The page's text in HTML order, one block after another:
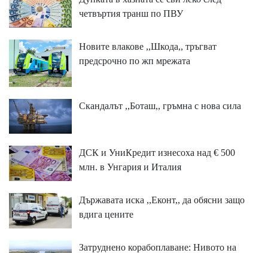
четвъртия транш по ПВУ
Новите влакове ,,Шкода,, тръгват
предсрочно по жп мрежата
Скандалът ,,Боташ,, гръмна с нова сила
ДСК и УниКредит изнесоха над € 500
млн. в Унгария и Италия
Държавата иска ,,Еконт,, да обясни защо
вдига цените
Затруднено корабоплаване: Нивото на